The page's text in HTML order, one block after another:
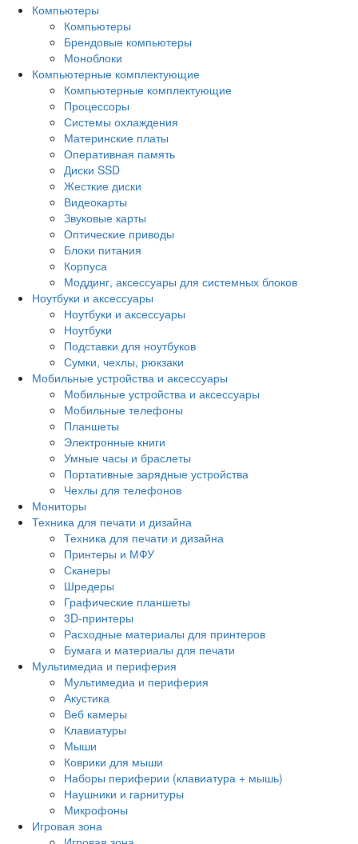
Компьютеры
Компьютеры
Брендовые компьютеры
Моноблоки
Компьютерные комплектующие
Компьютерные комплектующие
Процессоры
Системы охлаждения
Материнские платы
Оперативная память
Диски SSD
Жесткие диски
Видеокарты
Звуковые карты
Оптические приводы
Блоки питания
Корпуса
Моддинг, аксессуары для системных блоков
Ноутбуки и аксессуары
Ноутбуки и аксессуары
Ноутбуки
Подставки для ноутбуков
Сумки, чехлы, рюкзаки
Мобильные устройства и аксессуары
Мобильные устройства и аксессуары
Мобильные телефоны
Планшеты
Электронные книги
Умные часы и браслеты
Портативные зарядные устройства
Чехлы для телефонов
Мониторы
Техника для печати и дизайна
Техника для печати и дизайна
Принтеры и МФУ
Сканеры
Шредеры
Графические планшеты
3D-принтеры
Расходные материалы для принтеров
Бумага и материалы для печати
Мультимедиа и периферия
Мультимедиа и периферия
Акустика
Веб камеры
Клавиатуры
Мыши
Коврики для мыши
Наборы периферии (клавиатура + мышь)
Наушники и гарнитуры
Микрофоны
Игровая зона